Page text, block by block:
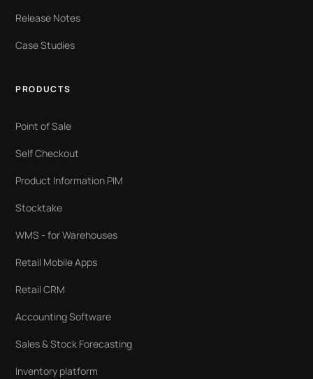
Release Notes
Case Studies
PRODUCTS
Point of Sale
Self Checkout
Product Information PIM
Stocktake
WMS - for Warehouses
Retail Mobile Apps
Retail CRM
Accounting Software
Sales & Stock Forecasting
Inventory platform